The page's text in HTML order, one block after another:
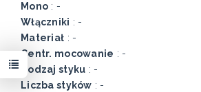
Mono : -
Włączniki : -
Materiał : -
Centr. mocowanie : -
Rodzaj styku : -
Liczba styków : -